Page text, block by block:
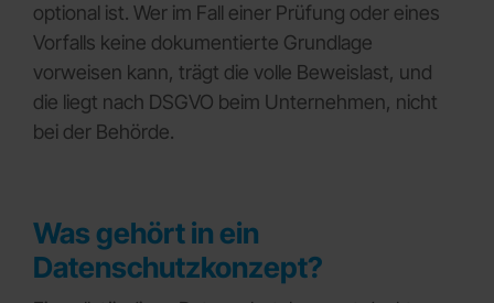
optional ist. Wer im Fall einer Prüfung oder eines
Vorfalls keine dokumentierte Grundlage
vorweisen kann, trägt die volle Beweislast, und
die liegt nach DSGVO beim Unternehmen, nicht
bei der Behörde.
Was gehört in ein
Datenschutzkonzept?